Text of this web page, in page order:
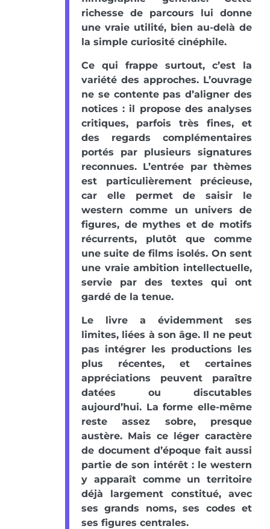
richesse de parcours lui donne
une vraie utilité, bien au-delà de
la simple curiosité cinéphile.
Ce qui frappe surtout, c’est la
variété des approches. L’ouvrage
ne se contente pas d’aligner des
notices : il propose des analyses
critiques, parfois très fines, et
des regards complémentaires
portés par plusieurs signatures
reconnues. L’entrée par thèmes
est particulièrement précieuse,
car elle permet de saisir le
western comme un univers de
figures, de mythes et de motifs
récurrents, plutôt que comme
une suite de films isolés. On sent
une vraie ambition intellectuelle,
servie par des textes qui ont
gardé de la tenue.
Le livre a évidemment ses
limites, liées à son âge. Il ne peut
pas intégrer les productions les
plus récentes, et certaines
appréciations peuvent paraître
datées ou discutables
aujourd’hui. La forme elle-même
reste assez sobre, presque
austère. Mais ce léger caractère
de document d’époque fait aussi
partie de son intérêt : le western
y apparaît comme un territoire
déjà largement constitué, avec
ses grands noms, ses codes et
ses figures centrales.